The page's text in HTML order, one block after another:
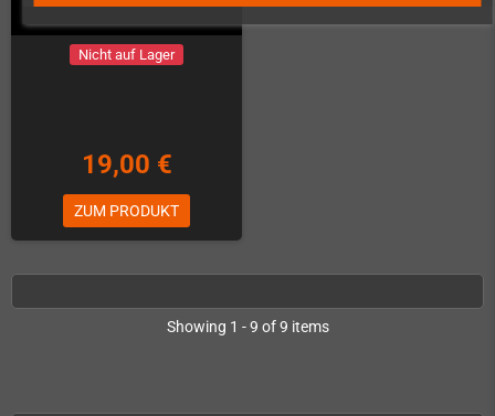
Nicht auf Lager
19,00 €
ZUM PRODUKT
Showing 1 - 9 of 9 items